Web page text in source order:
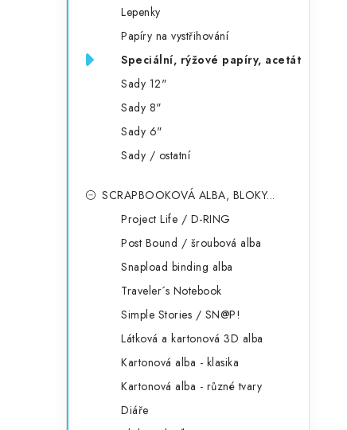
Lepenky
Papíry na vystřihování
Speciální, rýžové papíry, acetát
Sady 12"
Sady 8"
Sady 6"
Sady / ostatní
SCRAPBOOKOVÁ ALBA, BLOKY...
Project Life / D-RING
Post Bound / šroubová alba
Snapload binding alba
Traveler´s Notebook
Simple Stories / SN@P!
Látková a kartonová 3D alba
Kartonová alba - klasika
Kartonová alba - různé tvary
Diáře